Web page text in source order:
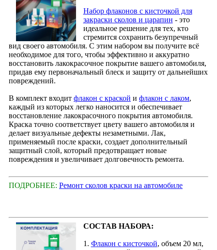
Набор флаконов с кисточкой для
закраски сколов и царапин - это
идеальное решение для тех, кто
стремится сохранить безупречный
вид своего автомобиля. С этим набором вы получите всё
необходимое для того, чтобы эффективно и аккуратно
восстановить лакокрасочное покрытие вашего автомобиля,
придав ему первоначальный блеск и защиту от дальнейших
повреждений.
В комплект входит флакон с краской и флакон с лаком,
каждый из которых легко наносится и обеспечивает
восстановление лакокрасочного покрытия автомобиля.
Краска точно соответствует цвету вашего автомобиля и
делает визуальные дефекты незаметными. Лак,
применяемый после краски, создает дополнительный
защитный слой, который предотвращает новые
повреждения и увеличивает долговечность ремонта.
ПОДРОБНЕЕ: Ремонт сколов краски на автомобиле
СОСТАВ НАБОРА:
1. Флакон с кисточкой, объем 20 мл,